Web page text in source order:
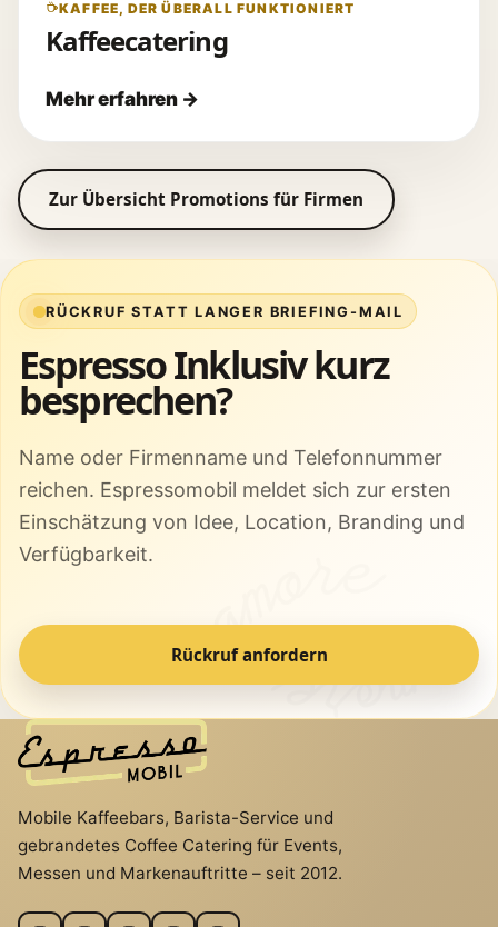
KAFFEE, DER ÜBERALL FUNKTIONIERT
Kaffeecatering
Zur Übersicht Promotions für Firmen
RÜCKRUF STATT LANGER BRIEFING-MAIL
Espresso Inklusiv kurz
besprechen?
Name oder Firmenname und Telefonnummer
reichen. Espressomobil meldet sich zur ersten
Einschätzung von Idee, Location, Branding und
Verfügbarkeit.
Rückruf anfordern
Mobile Kaffeebars, Barista-Service und
gebrandetes Coffee Catering für Events,
Messen und Markenauftritte – seit 2012.